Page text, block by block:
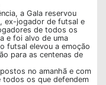
a Gala reservou
ex-jogador de futsal e
de todos os
e foi alvo de uma
futsal elevou a emoção
para as centenas de
no amanhã e com
todos os que defendem